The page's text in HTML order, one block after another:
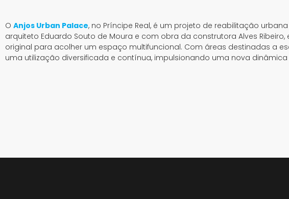
O Anjos Urban Palace, no Príncipe Real, é um projeto de reabilitação
arquiteto Eduardo Souto de Moura e com obra da construtora Alves
original para acolher um espaço multifuncional. Com áreas destinadas a
uma utilização diversificada e contínua, impulsionando uma nova